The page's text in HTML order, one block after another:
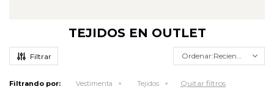
TEJIDOS EN OUTLET
Recientes
Filtrando por: Vestimenta Tejidos Quitar filtros